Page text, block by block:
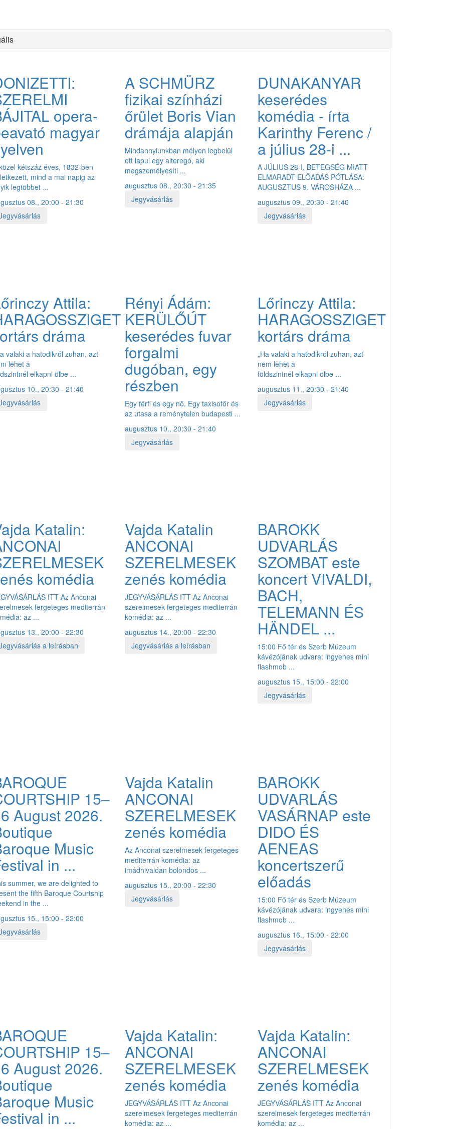
TÁMOGATÓK ELÉRHETŐSÉGEK KÖZÉRDEKŰ ADATOK JEGYVÁSÁRLÁS
opera-
magyar
kétszáz éves, 1832-ben
mind a mai napig az
legtöbbet ...
08., 20:00 - 21:30
A SCHMÜRZ
fizikai színházi
őrület Boris Vian
drámája alapján
Mindannyiunkban mélyen legbelül
ott lapul egy alteregó, aki
megszemélyesíti ...
augusztus 08., 20:30 - 21:35
Jegyvásárlás
DUNAKANYAR
keserédes
komédia - írta
Karinthy Ferenc /
a július 28-i ...
A JÚLIUS 28-I, BETEGSÉG MIATT
ELMARADT ELŐADÁS PÓTLÁSA:
AUGUSZTUS 9. VÁROSHÁZA ...
augusztus 09., 20:30 - 21:40
Jegyvásárlás
Attila:
dráma
valaki a hatodikról zuhan, azt
lehet a
elkapni ölbe ...
10., 20:30 - 21:40
Rényi Ádám:
KERÜLŐÚT
keserédes fuvar
forgalmi
dugóban, egy
részben
Egy férfi és egy nő. Egy taxisofőr és
az utasa a reménytelen budapesti ...
augusztus 10., 20:30 - 21:40
Jegyvásárlás
Lőrinczy Attila:
HARAGOSSZIGET
kortárs dráma
„Ha valaki a hatodikról zuhan, azt
nem lehet a
földszintnél elkapni ölbe ...
augusztus 11., 20:30 - 21:40
Jegyvásárlás
Katalin:
komédia
ITT Az Anconai
fergeteges mediterrán
az ...
13., 20:00 - 22:30
a leírásban
Vajda Katalin
ANCONAI
SZERELMESEK
zenés komédia
JEGYVÁSÁRLÁS ITT Az Anconai
szerelmesek fergeteges mediterrán
komédia: az ...
augusztus 14., 20:00 - 22:30
Jegyvásárlás a leírásban
BAROKK
UDVARLÁS
SZOMBAT este
koncert VIVALDI,
BACH,
TELEMANN ÉS
HÄNDEL ...
15:00 Fő tér és Szerb Múzeum
kávézójának udvara: ingyenes mini
flashmob ...
augusztus 15., 15:00 - 22:00
Jegyvásárlás
15–
August 2026.
Music
in ...
summer, we are delighted to
the fifth Baroque Courtship
in the ...
15., 15:00 - 22:00
Vajda Katalin
ANCONAI
SZERELMESEK
zenés komédia
Az Anconai szerelmesek fergeteges
mediterrán komédia: az
imádnivalóan bolondos ...
augusztus 15., 20:00 - 22:30
Jegyvásárlás
BAROKK
UDVARLÁS
VASÁRNAP este
DIDO ÉS
AENEAS
koncertszerű
előadás
15:00 Fő tér és Szerb Múzeum
kávézójának udvara: ingyenes mini
flashmob ...
augusztus 16., 15:00 - 22:00
Jegyvásárlás
15–
August 2026.
Music
in ...
Vajda Katalin:
ANCONAI
SZERELMESEK
zenés komédia
JEGYVÁSÁRLÁS ITT Az Anconai
szerelmesek fergeteges mediterrán
komédia: az ...
Vajda Katalin:
ANCONAI
SZERELMESEK
zenés komédia
JEGYVÁSÁRLÁS ITT Az Anconai
szerelmesek fergeteges mediterrán
komédia: az ...